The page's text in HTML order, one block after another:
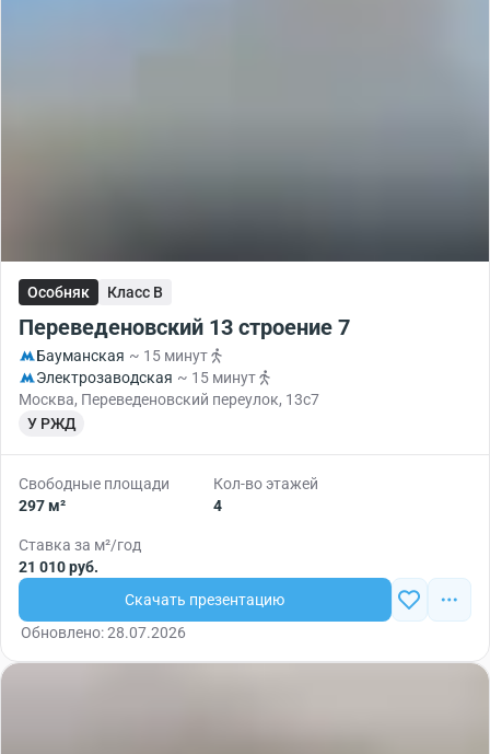
Особняк Класс B
Переведеновский 13 строение 7
Бауманская ~ 15 минут
Электрозаводская ~ 15 минут
Москва, Переведеновский переулок, 13с7
У РЖД
Свободные площади
297 м²
Кол-во этажей
4
Ставка за м²/год
21 010 руб.
Скачать презентацию
Обновлено: 28.07.2026